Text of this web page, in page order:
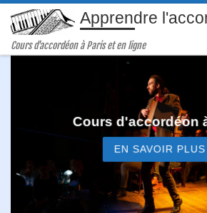
Passer au contenuApprendre
Cours d'accordéon à Paris et en ligne
Cours d'accordéon
EN SAVOIR PLUS